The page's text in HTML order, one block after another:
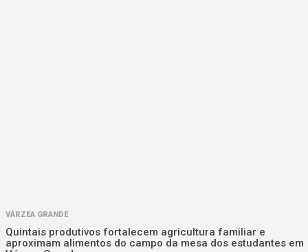
VÁRZEA GRANDE
Quintais produtivos fortalecem agricultura familiar e
aproximam alimentos do campo da mesa dos estudantes em